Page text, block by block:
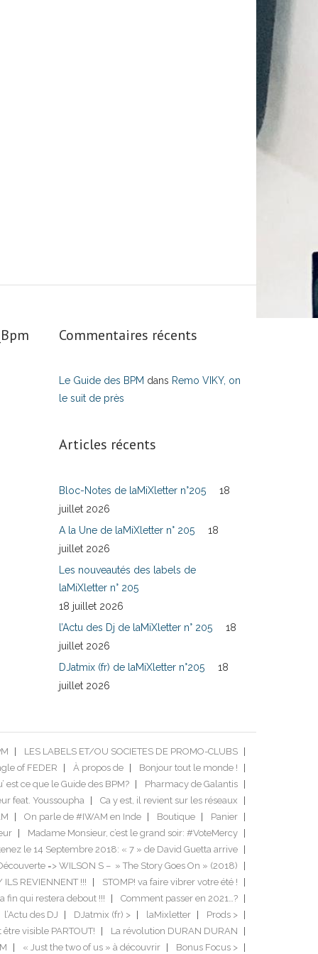
Commentaires récents
Le Guide des BPM dans Remo VIKY, on
le suit de près
Articles récents
Bloc-Notes de laMiXletter n°205
18
juillet 2026
A la Une de laMiXletter n° 205
18
juillet 2026
Les nouveautés des labels de
laMiXletter n° 205
18 juillet 2026
l’Actu des Dj de laMiXletter n° 205
18
juillet 2026
DJatmix (fr) de laMiXletter n°205
18
juillet 2026
LES LABELS ET/OU SOCIETES DE PROMO-CLUBS
of FEDER
À propos de
Bonjour tout le monde !
est ce que le Guide des BPM?
Pharmacy de Galantis
feat. Youssoupha
Ca y est, il revient sur les réseaux
On parle de #IWAM en Inde Boutique
Panier
Madame Monsieur, c’est le grand soir: #VoteMercy
le 14 Septembre 2018: « 7 » de David Guetta arrive
=> WILSON S – » The Story Goes On » (2018)
ILS REVIENNENT !!!
STOMP! va faire vibrer votre été !
fin qui restera debout !!!
Comment passer en 2021…?
l’Actu des DJ
DJatmix (fr) > laMixletter
Prods >
visible PARTOUT!
La révolution DURAN DURAN
« Just the two of us » à découvrir Bonus Focus >